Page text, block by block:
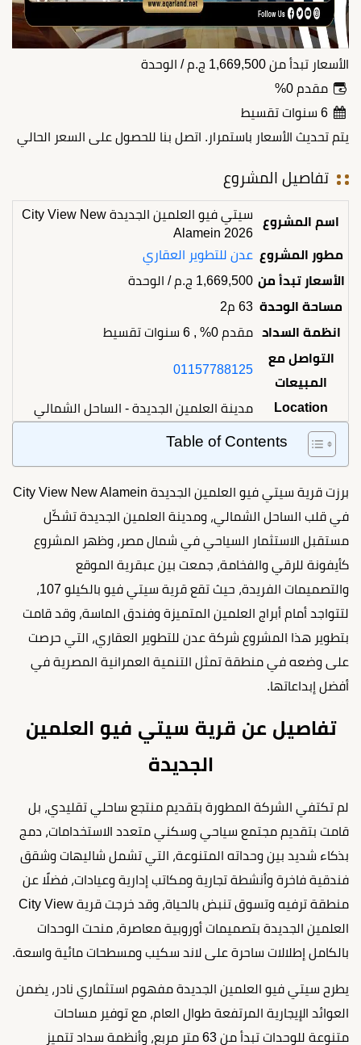
الأسعار تبدأ من 1,669,500 ج.م / الوحدة
مقدم 0%
6 سنوات تقسيط
يتم تحديث الأسعار باستمرار. اتصل بنا للحصول على السعر الحالي
تفاصيل المشروع
اسم المشروع
سيتي فيو العلمين الجديدة City View New
Alamein 2026
مطور المشروع عدن للتطوير العقاري
الأسعار تبدأ من 1,669,500 ج.م / الوحدة
مساحة الوحدة 63 م2
انظمة السداد
مقدم 0% , 6 سنوات تقسيط
التواصل مع
المبيعات
01157788125
Location مدينة العلمين الجديدة - الساحل الشمالي
Table of Contents
برزت قرية سيتي فيو العلمين الجديدة City View New Alamein
في قلب الساحل الشمالي، ومدينة العلمين الجديدة تشكّل
مستقبل الاستثمار السياحي في شمال مصر، وظهر المشروع
كأيفونة للرقي والفخامة، جمعت بين عبقرية الموقع
والتصميمات الفريدة، حيث تقع قرية سيتي فيو بالكيلو 107،
لتتواجد أمام أبراج العلمين المتميزة وفندق الماسة، وقد قامت
بتطوير هذا المشروع شركة عدن للتطوير العقاري، التي حرصت
على وضعه في منطقة تمثل التنمية العمرانية المصرية في
أفضل إبداعاتها.
تفاصيل عن قرية سيتي فيو العلمين
الجديدة
لم تكتفي الشركة المطورة بتقديم منتجع ساحلي تقليدي، بل
قامت بتقديم مجتمع سياحي وسكني متعدد الاستخدامات، دمج
بذكاء شديد بين وحداته المتنوعة، التي تشمل شاليهات وشقق
فندقية فاخرة وأنشطة تجارية ومكاتب إدارية وعيادات، فضلًا عن
منطقة ترفيه وتسوق تنبض بالحياة، وقد خرجت قرية City View
العلمين الجديدة بتصميمات أوروبية معاصرة، منحت الوحدات
بالكامل إطلالات ساحرة على لاند سكيب ومسطحات مائية واسعة.
يطرح سيتي فيو العلمين الجديدة مفهوم استثماري نادر، يضمن
العوائد الإيجارية المرتفعة طوال العام، مع توفير مساحات
متنوعة للوحدات تبدأ من 63 متر مربع، وأنظمة سداد تتميز